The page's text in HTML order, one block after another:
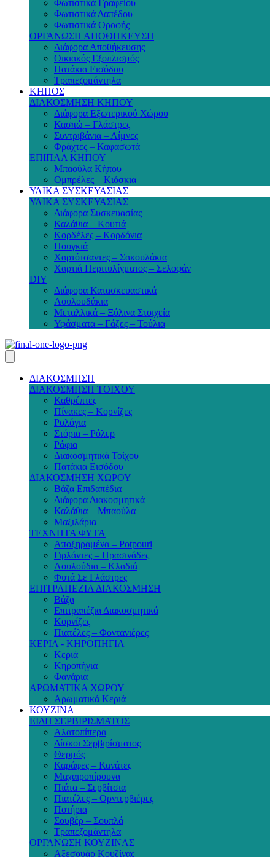
Φωτιστικά Γραφείου
Φωτιστικά Δαπέδου
Φωτιστικά Οροφής
ΟΡΓΑΝΩΣΗ ΑΠΟΘΗΚΕΥΣΗ
Διάφορα Αποθήκευσης
Οικιακός Εξοπλισμός
Πατάκια Εισόδου
Τραπεζομάντηλα
ΚΗΠΟΣ
ΔΙΑΚΟΣΜΗΣΗ ΚΗΠΟΥ
Διάφορα Εξωτερικού Χώρου
Κασπώ – Γλάστρες
Συντριβάνια – Λίμνες
Φράχτες – Καφασωτά
ΕΠΙΠΛΑ ΚΗΠΟΥ
Μπαούλα Κήπου
Ομπρέλες – Κιόσκια
ΥΛΙΚΑ ΣΥΣΚΕΥΑΣΙΑΣ
ΥΛΙΚΑ ΣΥΣΚΕΥΑΣΙΑΣ
Διάφορα Συσκευασίας
Καλάθια – Κουτιά
Κορδέλες – Κορδόνια
Πουγκιά
Χαρτότσαντες – Σακουλάκια
Χαρτιά Περιτυλίγματος – Σελοφάν
DIY
Διάφορα Κατασκευαστικά
Λουλουδάκια
Μεταλλικά – Ξύλινα Στοιχεία
Υφάσματα – Γάζες – Τούλια
ΔΙΑΚΟΣΜΗΣΗ
ΔΙΑΚΟΣΜΗΣΗ ΤΟΙΧΟΥ
Καθρέπτες
Πίνακες – Κορνίζες
Ρολόγια
Στόρια – Ρόλερ
Ράφια
Διακοσμητικά Τοίχου
Πατάκια Εισόδου
ΔΙΑΚΟΣΜΗΣΗ ΧΩΡΟΥ
Βάζα Επιδαπέδια
Διάφορα Διακοσμητικά
Καλάθια – Μπαούλα
Μαξιλάρια
ΤΕΧΝΗΤΑ ΦΥΤΑ
Αποξηραμένα – Potpouri
Γιρλάντες – Πρασινάδες
Λουλούδια – Κλαδιά
Φυτά Σε Γλάστρες
ΕΠΙΤΡΑΠΕΖΙΑ ΔΙΑΚΟΣΜΗΣΗ
Βάζα
Επιτραπέζια Διακοσμητικά
Κορνίζες
Πιατέλες – Φοντανιέρες
ΚΕΡΙΑ - ΚΗΡΟΠΗΓΙΑ
Κεριά
Κηροπήγια
Φανάρια
ΑΡΩΜΑΤΙΚΑ ΧΩΡΟΥ
Αρωματικά Κεριά
ΚΟΥΖΙΝΑ
ΕΙΔΗ ΣΕΡΒΙΡΙΣΜΑΤΟΣ
Αλατοπίπερα
Δίσκοι Σερβιρίσματος
Θερμός
Καράφες – Κανάτες
Μαχαιροπίρουνα
Πιάτα – Σερβίτσια
Πιατέλες – Ορντερβιέρες
Ποτήρια
Σουβέρ – Σουπλά
Τραπεζομάντηλα
ΟΡΓΑΝΩΣΗ ΚΟΥΖΙΝΑΣ
Αξεσουάρ Κουζίνας